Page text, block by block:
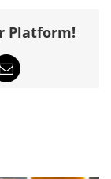
Platform!
Email